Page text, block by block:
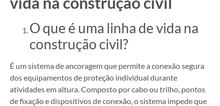
O que é uma linha de vida na
construção civil?
É um sistema de ancoragem que permite a conexão segura
dos equipamentos de proteção individual durante
atividades em altura. Composto por cabo ou trilho, pontos
de fixação e dispositivos de conexão, o sistema impede que